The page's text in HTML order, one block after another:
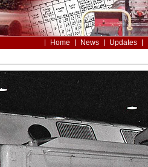
Home News Updates